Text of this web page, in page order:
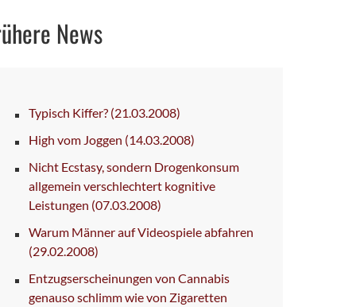
News
Typisch Kiffer? (21.03.2008)
High vom Joggen (14.03.2008)
Nicht Ecstasy, sondern Drogenkonsum
allgemein verschlechtert kognitive
Leistungen (07.03.2008)
Warum Männer auf Videospiele abfahren
(29.02.2008)
Entzugserscheinungen von Cannabis
genauso schlimm wie von Zigaretten